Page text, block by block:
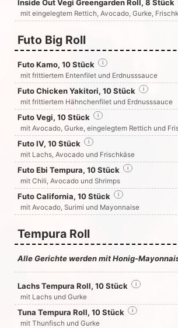
Inside Out Vegi Greengarden Roll, 8 Stück
mit eingelegtem Rettich, Avocado, Gurke,
Futo Big Roll
Futo Kamo, 10 Stück i
mit frittiertem Entenfilet und Erdnusssauce
Futo Chicken Yakitori, 10 Stück i
mit frittiertem Hähnchenfilet und Erdnusssauce
Futo Vegi, 10 Stück i
mit Avocado, Gurke, eingelegtem Rettich und
Futo IV, 10 Stück i
mit Lachs, Avocado und Frischkäse
Futo Ebi Tempura, 10 Stück i
mit Chili, Avocado und Shrimps
Futo California, 10 Stück i
mit Avocado, Surimi und Mayonnaise
Tempura Roll
Alle Gerichte werden mit Honig-
Lachs Tempura Roll, 10 Stück i
mit Lachs und Gurke
Tuna Tempura Roll, 10 Stück i
mit Thunfisch und Gurke